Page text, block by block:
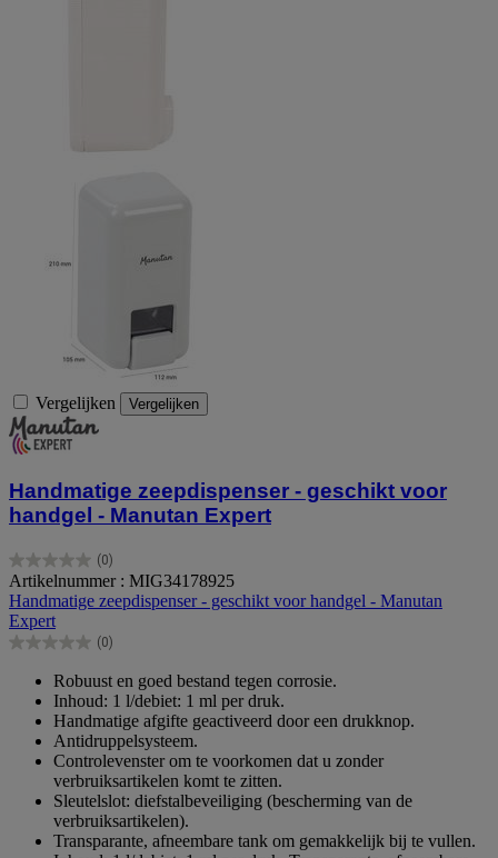
Vergelijken Vergelijken
Handmatige zeepdispenser - geschikt voor
handgel - Manutan Expert
(0)
0.0
van
de
5
sterren.
Artikelnummer : MIG34178925
Handmatige zeepdispenser - geschikt voor handgel - Manutan
Expert
(0)
0.0
sterren.
Robuust en goed bestand tegen corrosie.
Inhoud: 1 l/debiet: 1 ml per druk.
Handmatige afgifte geactiveerd door een drukknop.
Antidruppelsysteem.
Controlevenster om te voorkomen dat u zonder
verbruiksartikelen komt te zitten.
Sleutelslot: diefstalbeveiliging (bescherming van de
verbruiksartikelen).
Transparante, afneembare tank om gemakkelijk bij te vullen.